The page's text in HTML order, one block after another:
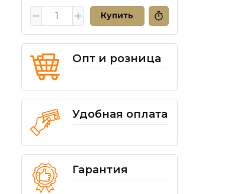
Купить
Опт и розница
Удобная оплата
Гарантия